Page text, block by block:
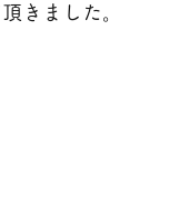
きました。